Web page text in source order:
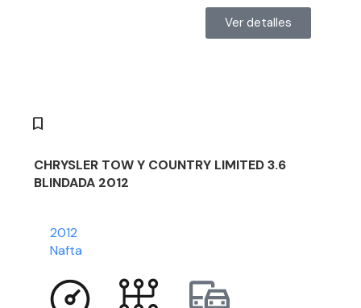
Ver detalles
CHRYSLER TOW Y COUNTRY LIMITED 3.6
BLINDADA 2012
2012
Nafta